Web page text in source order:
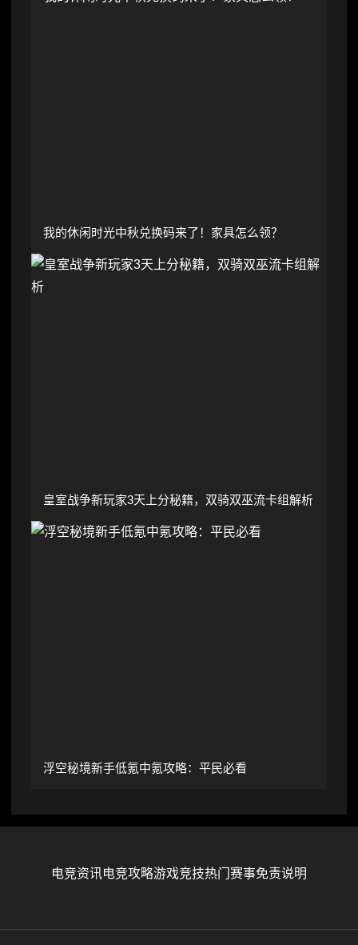
我的休闲时光中秋兑换码来了！家具怎么领？
皇室战争新玩家3天上分秘籍，双骑双巫流卡组解析
浮空秘境新手低氪中氪攻略：平民必看
电竞资讯电竞攻略游戏竞技热门赛事免责说明